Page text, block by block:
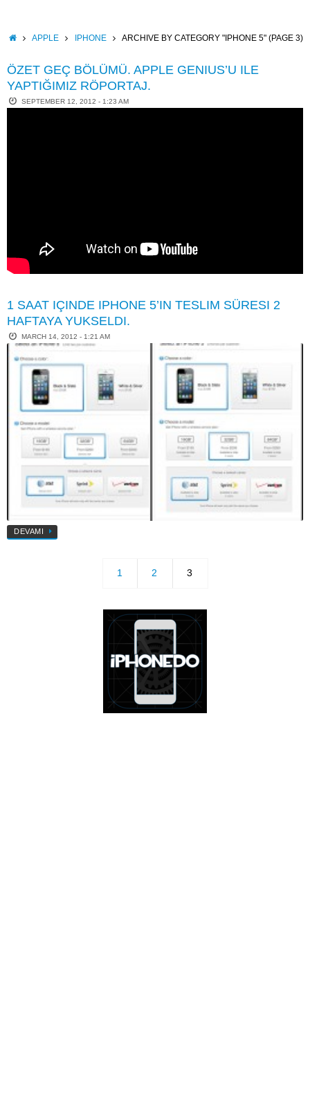
contentHOMEAPPLE IPHONE ARCHIVE BY CATEGORY "IPHONE 5"(PAGE 3)
ÖZET GEÇ BÖLÜMÜ. APPLE GENIUS’U ILE
YAPTIĞIMIZ RÖPORTAJ.
SEPTEMBER 12, 2012 - 1:23 AM
1 SAAT IÇINDE IPHONE 5’IN TESLIM SÜRESI 2
HAFTAYA YUKSELDI.
MARCH 14, 2012 - 1:21 AM
DEVAMI
1 2 3